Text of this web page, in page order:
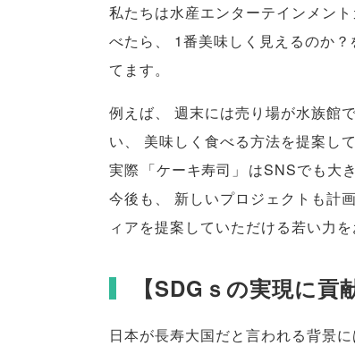
私たちは水産エンターテインメン
べたら 、 1番美味しく見えるのか
てます。
例えば、 週末には売り場が水族館
い、 美味しく食べる方法を提案し
実際 「ケーキ寿司 」 はSNSでも大
今後も 、 新しいプロジェクトも計
ィアを提案していただける若い力
【SDGｓの実現に貢
日本が長寿大国だと言われる背景に